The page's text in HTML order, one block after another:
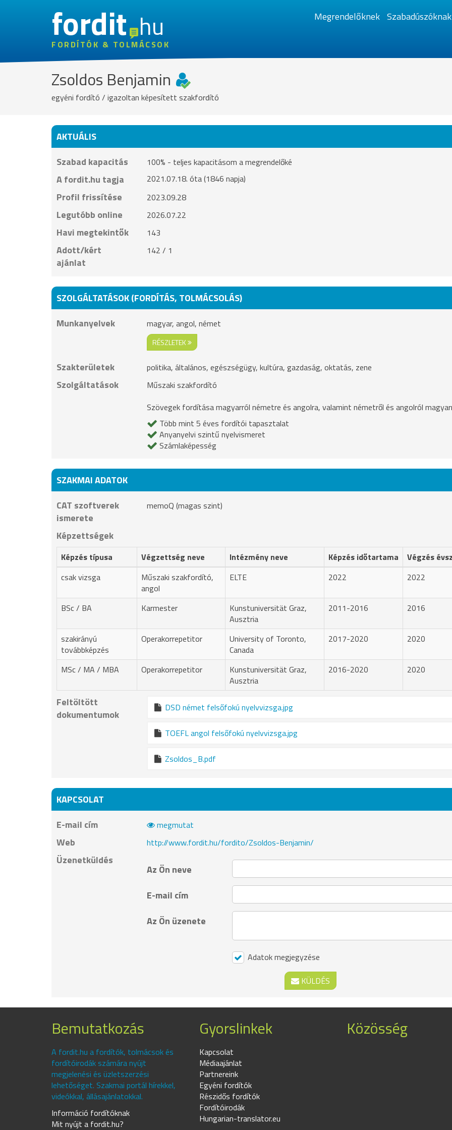
fordithu
FORDÍTÓK & TOLMÁCSOK
Megrendelőknek Szabadúszóknak
Zsoldos Benjamin
egyéni fordító / igazoltan képesített szakfordító
AKTUÁLIS
Szabad kapacitás
100% - teljes kapacitásom a megrendelőké
A fordit.hu tagja 2021.07.18. óta (1846 napja)
Profil frissítése 2023.09.28
Legutóbb online 2026.07.22
Havi megtekintők 143
Adott/kért
ajánlat
142 / 1
SZOLGÁLTATÁSOK (FORDÍTÁS, TOLMÁCSOLÁS)
Munkanyelvek
magyar, angol, német
RÉSZLETEK
Szakterületek politika, általános, egészségügy, kultúra, gazdaság, oktatás, zene
Szolgáltatások
Műszaki szakfordító
Szövegek fordítása magyarról németre és angolra, valamint németről és angolról
Több mint 5 éves fordítói tapasztalat
Anyanyelvi szintű nyelvismeret
Számlaképesség
SZAKMAI ADATOK
CAT szoftverek
ismerete
memoQ (magas szint)
Képzettségek
Képzés típusa Végzettség neve Intézmény neve Képzés időtartama
Végzés
csak vizsga
Műszaki szakfordító,
angol
ELTE 2022 2022
BSc / BA Karmester
Kunstuniversität Graz,
Ausztria
2011-2016 2016
szakirányú
továbbképzés
Operakorrepetitor
University of Toronto,
Canada
2017-2020 2020
MSc / MA / MBA Operakorrepetitor
Kunstuniversität Graz,
Ausztria
2016-2020 2020
Feltöltött
dokumentumok
DSD német felsőfokú nyelvvizsga.jpg
TOEFL angol felsőfokú nyelvvizsga.jpg
Zsoldos_B.pdf
KAPCSOLAT
E-mail cím
megmutat
Web http://www.fordit.hu/fordito/Zsoldos-Benjamin/
Üzenetküldés
Az Ön neve
E-mail cím
Az Ön üzenete
Adatok megjegyzése
KÜLDÉS
Bemutatkozás
A fordit.hu a fordítók, tolmácsok és
fordítóirodák számára nyújt
megjelenési és üzletszerzési
lehetőséget. Szakmai portál hírekkel,
videókkal, állásajánlatokkal.
Információ fordítóknak
Mit nyújt a fordit.hu?
Gyorslinkek
Kapcsolat
Médiaajánlat
Partnereink
Egyéni fordítók
Részidős fordítók
Fordítóirodák
Hungarian-translator.eu
Közösség